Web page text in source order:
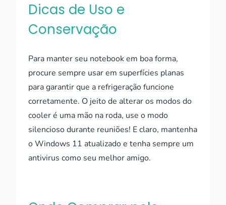
Dicas de Uso e
Conservação
Para manter seu notebook em boa forma,
procure sempre usar em superfícies planas
para garantir que a refrigeração funcione
corretamente. O jeito de alterar os modos do
cooler é uma mão na roda, use o modo
silencioso durante reuniões! E claro, mantenha
o Windows 11 atualizado e tenha sempre um
antivirus como seu melhor amigo.